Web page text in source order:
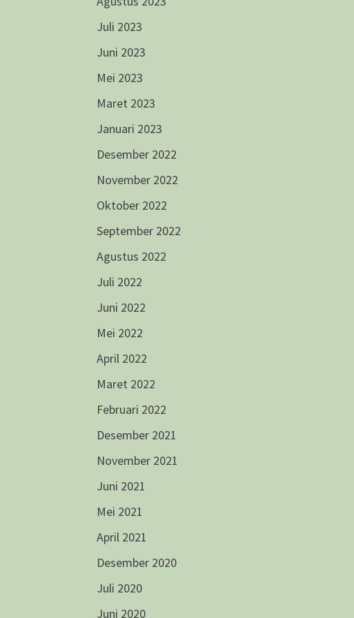
Juli 2023
Juni 2023
Mei 2023
Maret 2023
Januari 2023
Desember 2022
November 2022
Oktober 2022
September 2022
Agustus 2022
Juli 2022
Juni 2022
Mei 2022
April 2022
Maret 2022
Februari 2022
Desember 2021
November 2021
Juni 2021
Mei 2021
April 2021
Desember 2020
Juli 2020
Juni 2020